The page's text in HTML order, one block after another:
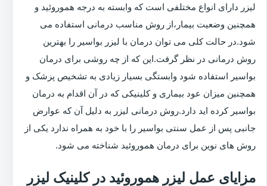
لیزر دارای انواع مختلفی است که وابسته به درجه هموروئید و
همچنین وضعیت بیمار،از روش مناسب درمانی استفاده می
شود.در حالت کلی می توان درمان با لیزر بواسیر را بهترین
روش درمانی در نظر گرفت.این که از چه روشی برای درمان
بواسیر استفاده شود وابستگی بسیار زیادی به تشخیص پزشک و
همچنین میزان عود بیماری و کلینیکی که در آن اقدام به درمان
بواسیر کرده اید دارد.روش درمانی لیزر به دلیل آن که عوارض
جانبی پس از عمل سنتی بواسیر را با خود به همراه ندارد یکی از
روش های نوین برای درمان هموروئید شناخته می شود.
مزایای عمل لیزر هموروئید در کلینیک لیزر